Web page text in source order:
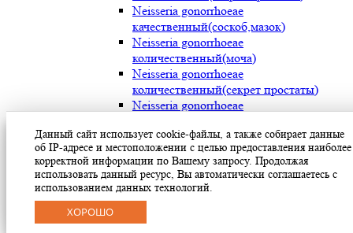
Neisseria gonorrhoeae
качественный(соскоб,мазок)
Neisseria gonorrhoeae
количественный(моча)
Neisseria gonorrhoeae
количественный(секрет простаты)
Neisseria gonorrhoeae
Streptococcus pyogenes (мокрота)
Streptococcus pyogenes (носоглотка)
Streptococcus pyogenes(мазок с раневой
поверхности)
Treponema pallidum(моча)
Данный сайт использует cookie-файлы, а также собирает данные
об IP-адресе и местоположении с целью предоставления наиболее
корректной информации по Вашему запросу. Продолжая
использовать данный ресурс, Вы автоматически соглашаетесь с
использованием данных технологий.
ХОРОШО